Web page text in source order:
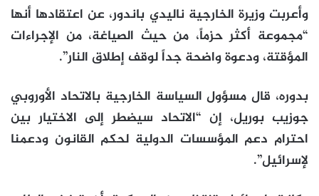
وأعربت وزيرة الخارجية ناليدي باندور، عن اعتقادها أنها
“مجموعة أكثر حزماً، من حيث الصياغة، من الإجراءات
المؤقتة، ودعوة واضحة جداً لوقف إطلاق النار”.
بدوره، قال مسؤول السياسة الخارجية بالاتحاد الأوروبي
جوزيب بوريل، إن “الاتحاد سيضطر إلى الاختيار بين
احترام دعم المؤسسات الدولية لحكم القانون ودعمنا
لإسرائيل”.